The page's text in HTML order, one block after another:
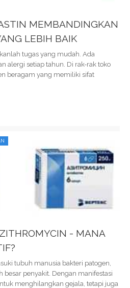
MEMBANDINGKAN
LEBIH BAIK
tugas yang mudah. Ada
alergi setiap tahun. Di rak-rak toko
beragam yang memiliki sifat
- MANA
tubuh manusia bakteri patogen,
penyakit. Dengan manifestasi
menghilangkan gejala, tetapi juga